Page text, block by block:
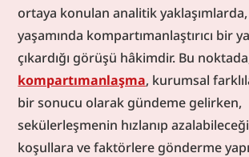
ortaya konulan analitik
yaşamında kompartımanlaştırıcı bir
kompartımanlaşma, kurumsal
bir sonucu olarak gündeme gelirken,
sekülerleşmenin hızlanıp
koşullara ve faktörlere gönderme